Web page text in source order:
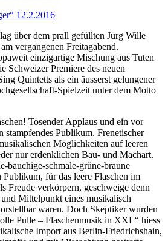
12.2.2016
über dem prall gefüllten Jürg Wille
vergangenen Freitagabend.
einzigartige Mischung aus Tuten
Schweizer Premiere des neuen
Quintetts als ein äusserst gelungener
Spielzeit unter dem Motto
Tosender Applaus und ein vor
stampfendes Publikum. Frenetischer
Möglichkeiten auf leeren
nur erdenklichen Bau- und Machart.
bauchige-schmale-grüne-braune
Publikum, für das leere Flaschen im
Freude verkörpern, geschweige denn
Mittelpunkt eines musikalisch
waren. Doch Skeptiker wurden
Pulle – Flaschenmusik in XXL“ hiess
Import aus Berlin-Friedrichshain,